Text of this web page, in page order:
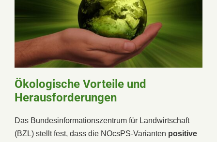
Ökologische Vorteile und
Herausforderungen
Das Bundesinformationszentrum für Landwirtschaft
(BZL) stellt fest, dass die NOcsPS-Varianten positive